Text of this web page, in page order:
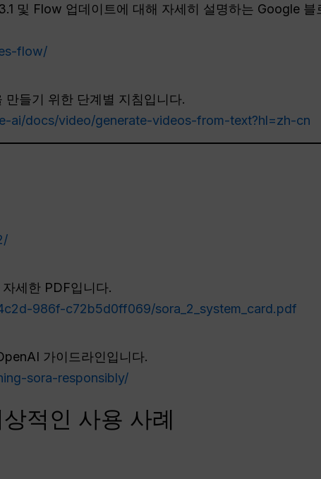
및 Flow 업데이트에 대해 자세히 설명하는 Google 블
flow/
들기 위한 단계별 지침입니다.
ai/docs/video/generate-videos-from-text?hl=zh-cn
세한 PDF입니다.
986f-c72b5d0ff069/sora_2_system_card.pdf
가이드라인입니다.
sora-responsibly/
적인 사용 사례